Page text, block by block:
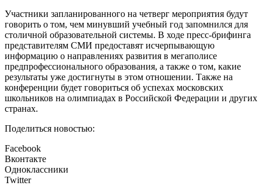
Участники запланированного на четверг мероприятия будут
говорить о том, чем минувший учебный год запомнился для
столичной образовательной системы. В ходе пресс-брифинга
представителям СМИ предоставят исчерпывающую
информацию о направлениях развития в мегаполисе
предпрофессионального образования, а также о том, какие
результаты уже достигнуты в этом отношении. Также на
конференции будет говориться об успехах московских
школьников на олимпиадах в Российской Федерации и других
странах.
Поделиться новостью:
Facebook
Вконтакте
Одноклассники
Twitter